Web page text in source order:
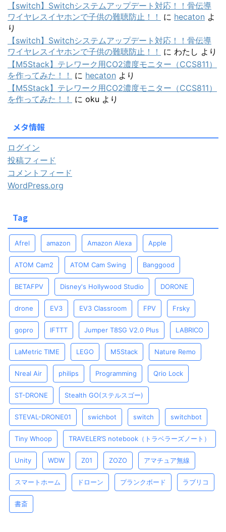
【switch】Switchシステムアップデート対応！！骨伝導
ワイヤレスイヤホンで子供の難聴防止！！
に hecaton よ
り
【switch】Switchシステムアップデート対応！！骨伝導
ワイヤレスイヤホンで子供の難聴防止！！
に わたし より
【M5Stack】テレワーク用CO2濃度モニター（CCS811）
を作ってみた！！
に hecaton より
【M5Stack】テレワーク用CO2濃度モニター（CCS811）
を作ってみた！！
に oku より
メタ情報
ログイン
投稿フィード
コメントフィード
WordPress.org
Tag
Afrel amazon Amazon Alexa Apple
ATOM Cam2 ATOM Cam Swing Banggood
BETAFPV Disney's Hollywood Studio DORONE
drone EV3 EV3 Classroom FPV Frsky
gopro IFTTT Jumper T8SG V2.0 Plus LABRICO
LaMetric TIME LEGO M5Stack Nature Remo
Nreal Air philips Programming Qrio Lock
ST-DRONE Stealth GO(ステルスゴー)
STEVAL-DRONE01 swichbot switch switchbot
Tiny Whoop TRAVELER’S notebook（トラベラーズノート）
Unity WDW Z01 ZOZO アマチュア無線
スマートホーム ドローン プランクボード ラブリコ
書斎